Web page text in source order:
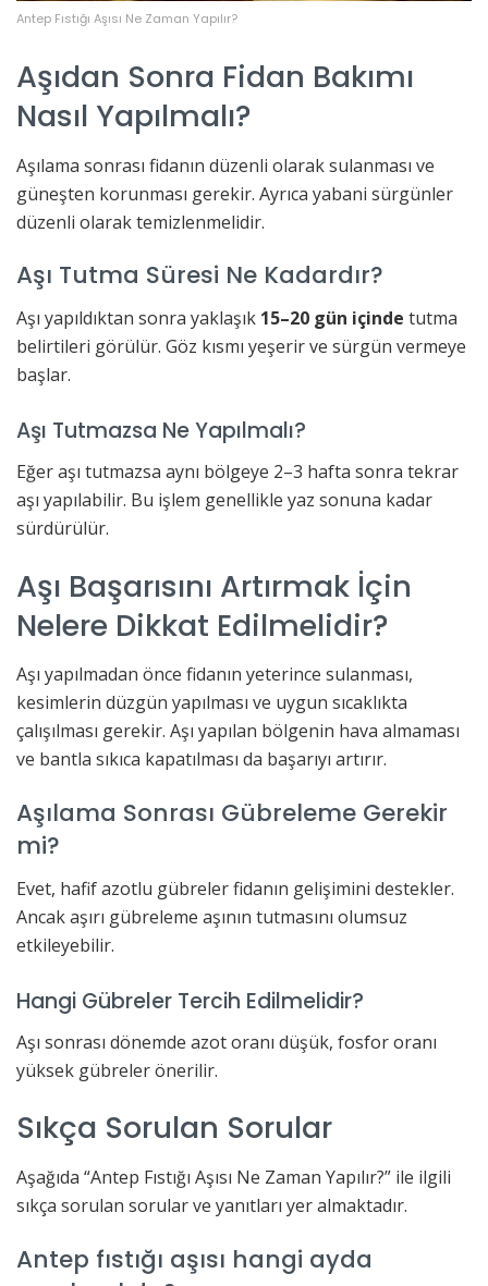
Antep Fıstığı Aşısı Ne Zaman Yapılır?
Aşıdan Sonra Fidan Bakımı
Nasıl Yapılmalı?
Aşılama sonrası fidanın düzenli olarak sulanması ve
güneşten korunması gerekir. Ayrıca yabani sürgünler
düzenli olarak temizlenmelidir.
Aşı Tutma Süresi Ne Kadardır?
Aşı yapıldıktan sonra yaklaşık 15–20 gün içinde tutma
belirtileri görülür. Göz kısmı yeşerir ve sürgün vermeye
başlar.
Aşı Tutmazsa Ne Yapılmalı?
Eğer aşı tutmazsa aynı bölgeye 2–3 hafta sonra tekrar
aşı yapılabilir. Bu işlem genellikle yaz sonuna kadar
sürdürülür.
Aşı Başarısını Artırmak İçin
Nelere Dikkat Edilmelidir?
Aşı yapılmadan önce fidanın yeterince sulanması,
kesimlerin düzgün yapılması ve uygun sıcaklıkta
çalışılması gerekir. Aşı yapılan bölgenin hava almaması
ve bantla sıkıca kapatılması da başarıyı artırır.
Aşılama Sonrası Gübreleme Gerekir
mi?
Evet, hafif azotlu gübreler fidanın gelişimini destekler.
Ancak aşırı gübreleme aşının tutmasını olumsuz
etkileyebilir.
Hangi Gübreler Tercih Edilmelidir?
Aşı sonrası dönemde azot oranı düşük, fosfor oranı
yüksek gübreler önerilir.
Sıkça Sorulan Sorular
Aşağıda “Antep Fıstığı Aşısı Ne Zaman Yapılır?” ile ilgili
sıkça sorulan sorular ve yanıtları yer almaktadır.
Antep fıstığı aşısı hangi ayda